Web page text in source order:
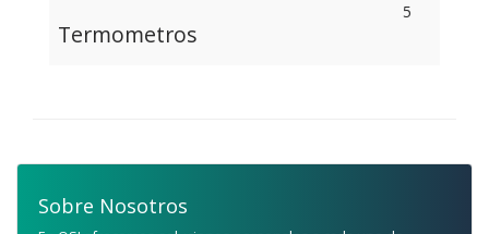
Termometros
5
Sobre Nosotros